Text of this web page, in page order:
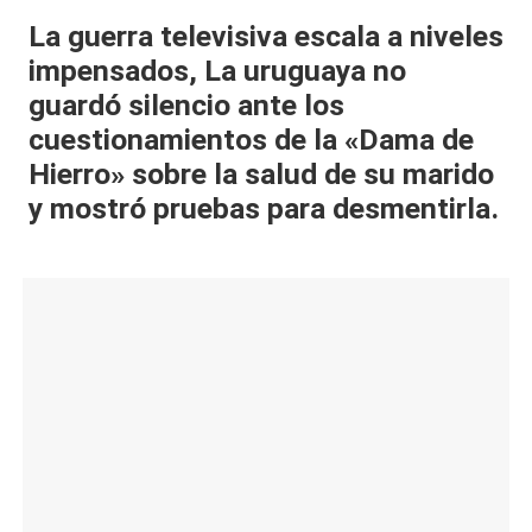
al
it
y
s,
T
La guerra televisiva escala a niveles
impensados, La uruguaya no
guardó silencio ante los
cuestionamientos de la «Dama de
Hierro» sobre la salud de su marido
y mostró pruebas para desmentirla.